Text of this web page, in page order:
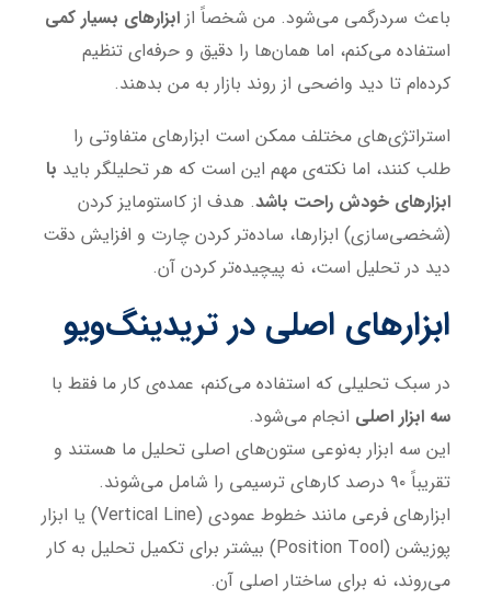
باعث سردرگمی می‌شود. من شخصاً ازابزارهای بسیار کمی
استفاده می‌کنم، اما همان‌ها را دقیق و حرفه‌ای تنظیم
کرده‌ام تا دید واضحی از روند بازار به من بدهند.
استراتژی‌های مختلف ممکن است ابزارهای متفاوتی را
طلب کنند، اما نکته‌ی مهم این است که هر تحلیلگر باید با
ابزارهای خودش راحت باشد. هدف از کاستومایز کردن
(شخصی‌سازی) ابزارها، ساده‌تر کردن چارت و افزایش دقت
دید در تحلیل است، نه پیچیده‌تر کردن آن.
ابزارهای اصلی در تریدینگ‌ویو
در سبک تحلیلی که استفاده می‌کنم، عمده‌ی کار ما فقط با
سه ابزار اصلی انجام می‌شود.
این سه ابزار به‌نوعی ستون‌های اصلی تحلیل ما هستند و
تقریباً ۹۰ درصد کارهای ترسیمی را شامل می‌شوند.
ابزارهای فرعی مانند خطوط عمودی (Vertical Line) یا ابزار
پوزیشن (Position Tool) بیشتر برای تکمیل تحلیل به کار
می‌روند، نه برای ساختار اصلی آن.